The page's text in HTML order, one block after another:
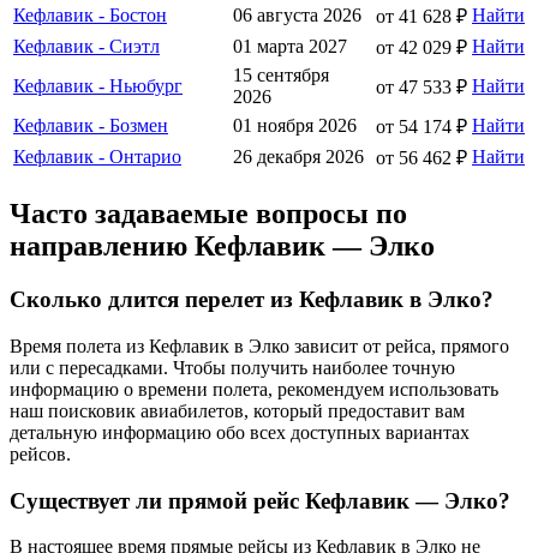
Кефлавик - Бостон
06 августа 2026 от 41 628 ₽ Найти
Кефлавик - Сиэтл
01 марта 2027 от 42 029 ₽ Найти
Кефлавик - Ньюбург
15 сентября
2026
от 47 533 ₽ Найти
Кефлавик - Бозмен
01 ноября 2026 от 54 174 ₽ Найти
Кефлавик - Онтарио
26 декабря 2026 от 56 462 ₽ Найти
Часто задаваемые вопросы по
направлению Кефлавик — Элко
Сколько длится перелет из Кефлавик в Элко?
Время полета из Кефлавик в Элко зависит от рейса, прямого
или с пересадками. Чтобы получить наиболее точную
информацию о времени полета, рекомендуем использовать
наш поисковик авиабилетов, который предоставит вам
детальную информацию обо всех доступных вариантах
рейсов.
Существует ли прямой рейс Кефлавик — Элко?
В настоящее время прямые рейсы из Кефлавик в Элко не